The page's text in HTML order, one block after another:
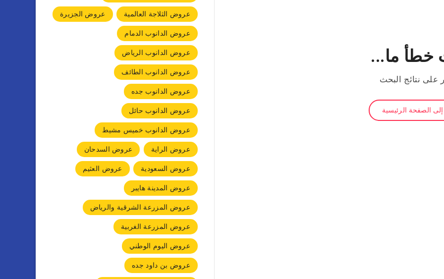
ما...
على نتائج البحث
الصفحة الرئيسية
عروض الثلاجة العالمية
عروض الجزيرة
عروض الدانوب الدمام
عروض الدانوب الرياض
عروض الدانوب الطائف
عروض الدانوب جده
عروض الدانوب حائل
عروض الدانوب خميس مشيط
عروض الراية
عروض السدحان
عروض السعودية
عروض العثيم
عروض المدينة هايبر
عروض المزرعة الشرقية والرياض
عروض المزرعة الغربية
عروض اليوم الوطني
عروض بن داود جده